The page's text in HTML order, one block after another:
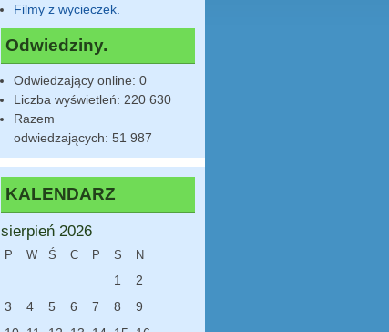
Filmy z wycieczek.
Odwiedziny.
Odwiedzający online:0
Liczba wyświetleń: 220 630
Razem
odwiedzających:51 987
KALENDARZ
sierpień 2026
P W Ś C P S N
1
2
3
4 5 6 7 8
9